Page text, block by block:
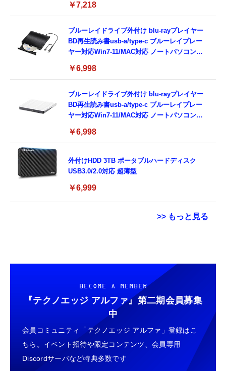
11/Mac OSパソコン対応電源ケーブル付属
￥7,218
ブルーレイドライブ外付け blu-rayプレイヤー
BD再生読み書usb-a/type-c ブルーレイプレー
ヤー対応Win7-11/MAC対応 ノートパソコン対
￥6,998
ブルーレイドライブ外付け blu-rayプレイヤー
BD再生読み書usb-a/type-c ブルーレイプレー
ヤー対応Win7-11/MAC対応 ノートパソコン対
￥6,998
外付けHDD 3TB ポータブルハードディスク
USB3.0/2.0対応 超薄型
￥6,999
>> もっと見る
￥10,000
Xbox プリペイドカード 3,000円 デジタルコ
ード 【旧 Xbox ギフトカード】 [オンライン
コード]
￥3,000
認済み R:7100MB/s W:4800MB/s 高耐久3D
NAND TLC HE70 正規代理店品メーカー5年保
￥14,981
スティング [DVD]
￥1,000
【整備済み品】Samsung PM991 256GB
￥1,562
エレコム クリーナー 超強力クロス グレー
AVD-TVCC01
￥870
USB Type Cケーブル【1m+1m+2m+2m/4
BECOME A MEMBER
『テクノエッジ アルファ』 第二期会員募集
中
会員コミュニティ「テクノエッジ アルファ」登録はこ
ちら。イベント招待や限定コンテンツ、会員専用
Discordサーバなど特典多数です